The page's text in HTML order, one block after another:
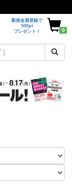
新規会員登録で
500pt
プレゼント！
0